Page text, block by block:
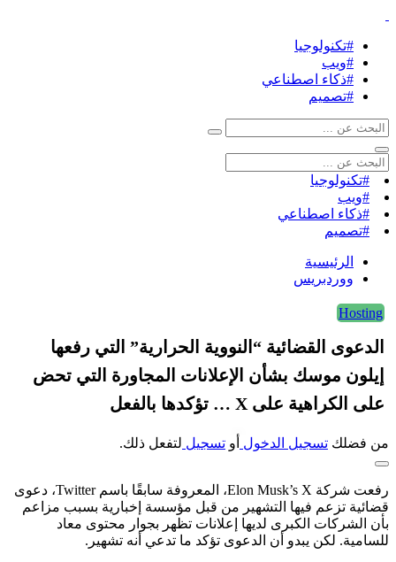
#تكنولوجيا
#ويب
#ذكاء اصطناعي
#تصميم
#تكنولوجيا
#ويب
#ذكاء اصطناعي
#تصميم
الرئيسية
ووردبريس
Hosting
الدعوى القضائية “النووية الحرارية” التي رفعها
إيلون موسك بشأن الإعلانات المجاورة التي تحض
على الكراهية على X … تؤكدها بالفعل
من فضلك تسجيل الدخول أو تسجيل لتفعل ذلك.
رفعت شركة Elon Musk’s X، المعروفة سابقًا باسم Twitter، دعوى
قضائية تزعم فيها التشهير من قبل مؤسسة إخبارية بسبب مزاعم
بأن الشركات الكبرى لديها إعلانات تظهر بجوار محتوى معاد
للسامية. لكن يبدو أن الدعوى تؤكد ما تدعي أنه تشهير.